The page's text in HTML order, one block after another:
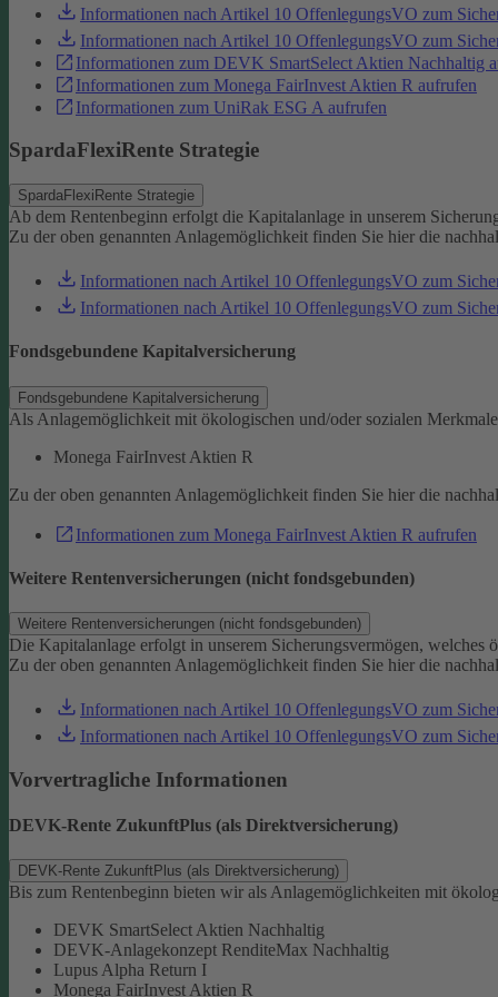
Informationen nach Artikel 10 OffenlegungsVO zum
Informationen nach Artikel 10 OffenlegungsVO zum
Informationen zum DEVK SmartSelect Aktien Nachhaltig
Informationen zum Monega FairInvest Aktien R aufrufen
Informationen zum UniRak ESG A aufrufen
SpardaFlexiRente Strategie
SpardaFlexiRente Strategie
Ab dem Rentenbeginn erfolgt die Kapitalanlage in unserem
Zu der oben genannten Anlagemöglichkeit finden Sie hier die
Informationen nach Artikel 10 OffenlegungsVO zum
Informationen nach Artikel 10 OffenlegungsVO zum
Fondsgebundene Kapitalversicherung
Fondsgebundene Kapitalversicherung
Als Anlagemöglichkeit mit ökologischen und/oder sozialen
Monega FairInvest Aktien R
Zu der oben genannten Anlagemöglichkeit finden Sie hier die
Informationen zum Monega FairInvest Aktien R aufrufen
Weitere Rentenversicherungen (nicht fondsgebunden)
Weitere Rentenversicherungen (nicht fondsgebunden)
Die Kapitalanlage erfolgt in unserem Sicherungsvermögen, welches
Zu der oben genannten Anlagemöglichkeit finden Sie hier die
Informationen nach Artikel 10 OffenlegungsVO zum
Informationen nach Artikel 10 OffenlegungsVO zum
Vorvertragliche Informationen
DEVK-Rente ZukunftPlus (als Direktversicherung)
DEVK-Rente ZukunftPlus (als Direktversicherung)
Bis zum Rentenbeginn bieten wir als Anlagemöglichkeiten mit
DEVK SmartSelect Aktien Nachhaltig
DEVK-Anlagekonzept RenditeMax Nachhaltig
Lupus Alpha Return I
Monega FairInvest Aktien R